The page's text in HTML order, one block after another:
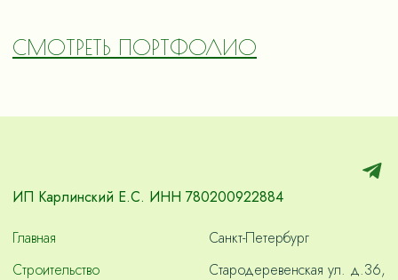
СМОТРЕТЬ ПОРТФОЛИО
ИП Карлинский Е.С. ИНН 780200922884
Главная
Строительство
Санкт-Петербург
Стародеревенская ул. д.36,